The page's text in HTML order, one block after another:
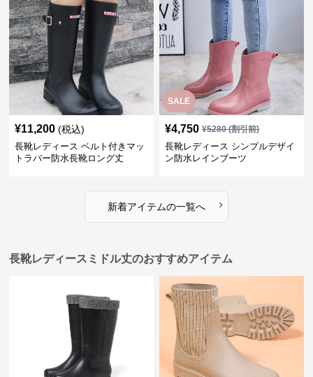
¥11,200 (税込)
長靴レディース ベルト付きマッ
トラバー防水長靴ロング丈
SALE
¥4,750 ¥5280(割引前)
長靴レディース シンプルデザイ
ン防水レインブーツ
新着アイテムの一覧へ ›
長靴レディースミドル丈のおすすめアイテム